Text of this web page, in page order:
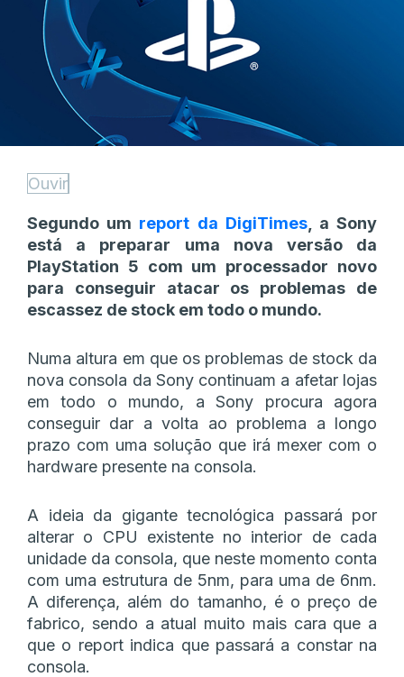
Ouvir
Segundo um report da DigiTimes, a Sony
está a preparar uma nova versão da
PlayStation 5 com um processador novo
para conseguir atacar os problemas de
escassez de stock em todo o mundo.
Numa altura em que os problemas de stock da
nova consola da Sony continuam a afetar lojas
em todo o mundo, a Sony procura agora
conseguir dar a volta ao problema a longo
prazo com uma solução que irá mexer com o
hardware presente na consola.
A ideia da gigante tecnológica passará por
alterar o CPU existente no interior de cada
unidade da consola, que neste momento conta
com uma estrutura de 5nm, para uma de 6nm.
A diferença, além do tamanho, é o preço de
fabrico, sendo a atual muito mais cara que a
que o report indica que passará a constar na
consola.